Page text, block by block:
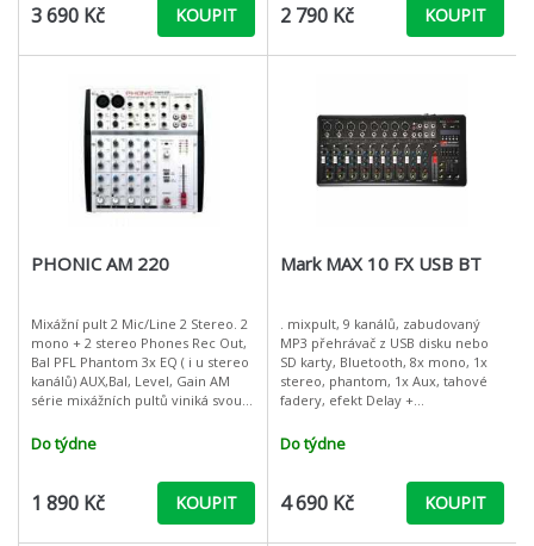
3 690 Kč KOUPIT 2 790 Kč KOUPIT
PHONIC AM 220
Mixážní pult 2 Mic/Line 2 Stereo. 2
mono + 2 stereo Phones Rec Out,
Bal PFL Phantom 3x EQ ( i u stereo
kanálů) AUX,Bal, Level, Gain AM
série mixážních pultů viniká svou
Do týdne
1 890 Kč KOUPIT
Mark MAX 10 FX USB BT
. mixpult, 9 kanálů, zabudovaný
MP3 přehrávač z USB disku nebo
SD karty, Bluetooth, 8x mono, 1x
stereo, phantom, 1x Aux, tahové
fadery, efekt Delay +
s ovladačem hlasitosti, 5-pásmový
grafický
Do týdne
4 690 Kč KOUPIT